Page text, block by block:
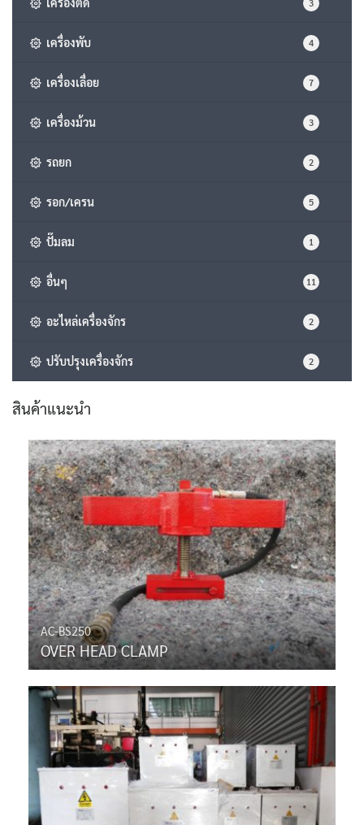
3
เครื่องพับ 4
เครื่องเลื่อย 7
เครื่องม้วน 3
รถยก 2
รอก/เครน 5
ปั๊มลม 1
อื่นๆ 11
อะไหล่เครื่องจักร 2
ปรับปรุงเครื่องจักร 2
สินค้าแนะนำ
AC-BS250
OVER HEAD CLAMP